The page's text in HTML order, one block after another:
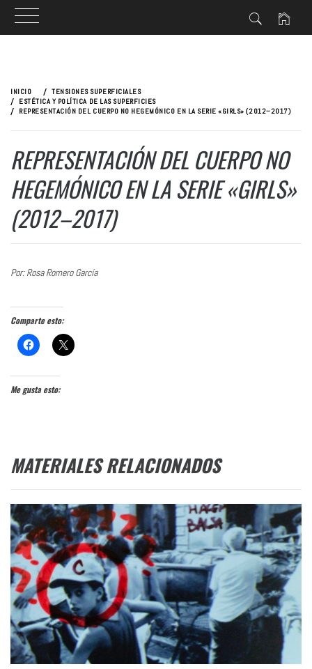
contenido
INICIO
TENSIONES SUPERFICIALES
ESTÉTICA Y POLÍTICA DE LAS SUPERFICIES
REPRESENTACIÓN DEL CUERPO NO HEGEMÓNICO EN LA SERIE «GIRLS» (2012–2017)
REPRESENTACIÓN DEL CUERPO NO
HEGEMÓNICO EN LA SERIE «GIRLS»
(2012–2017)
Por: Rosa Romero García
Comparte esto:
Me gusta esto:
MATERIALES RELACIONADOS